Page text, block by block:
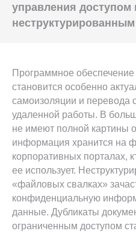
управления доступом
Программное
становится особенно
самоизоляции и перевода
удаленной работы. В
не имеют полной картины
информация хранится на
корпоративных порталах,
ее использует.
«файловых свалках»
конфиденциальную
данные. Дубликаты
ограниченным доступом